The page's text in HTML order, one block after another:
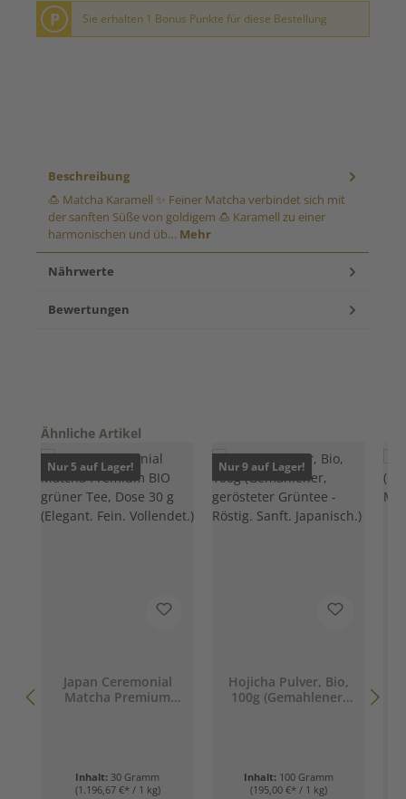
P Sie erhalten 1 Bonus Punkte für diese Bestellung
Beschreibung
🍮 Matcha Karamell ✨ Feiner Matcha verbindet sich mit
der sanften Süße von goldigem 🍮 Karamell zu einer
harmonischen und üb… Mehr
Nährwerte
Bewertungen
Produktgalerie überspringen
Ähnliche Artikel
Nur 5 auf Lager!
Japan Ceremonial
Matcha Premium
Inhalt: 30 Gramm
(1.196,67 €* / 1 kg)
Nur 9 auf Lager!
Hojicha Pulver, Bio,
100g (Gemahlener,
Inhalt: 100 Gramm
(195,00 €* / 1 kg)